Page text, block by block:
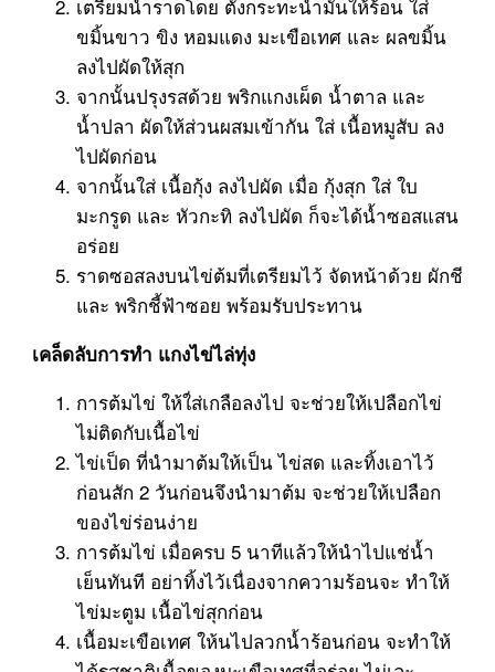
เตรียมน้ำราดโดย ตั้งกระทะน้ำมันให้ร้อน ใส่
ขมิ้นขาว ขิง หอมแดง มะเขือเทศ และ ผลขมิ้น
ลงไปผัดให้สุก
จากนั้นปรุงรสด้วย พริกแกงเผ็ด น้ำตาล และ
น้ำปลา ผัดให้ส่วนผสมเข้ากัน ใส่ เนื้อหมูสับ ลง
ไปผัดก่อน
จากนั้นใส่ เนื้อกุ้ง ลงไปผัด เมื่อ กุ้งสุก ใส่ ใบ
มะกรูด และ หัวกะทิ ลงไปผัด ก็จะได้น้ำซอสแสน
อร่อย
ราดซอสลงบนไข่ต้มที่เตรียมไว้ จัดหน้าด้วย ผักชี
และ พริกชี้ฟ้าซอย พร้อมรับประทาน
เคล็ดลับการทำ แกงไข่ไล่ทุ่ง
การต้มไข่ ให้ใ่ส่เกลือลงไป จะช่วยให้เปลือกไข่
ไม่ติดกับเนื้อไข่
ไข่เป็ด ที่นำมาต้มให้เป็น ไข่สด และทิ้งเอาไว้
ก่อนสัก 2 วันก่อนจึงนำมาต้ม จะช่วยให้เปลือก
ของไข่ร่อนง่าย
การต้มไข่ เมื่อครบ 5 นาทีแล้วให้นำไปแช่น้ำ
เย็นทันที อย่าทิ้งไว้เนื่องจากความร้อนจะ ทำให้
ไข่มะตูม เนื้อไข่สุกก่อน
เนื้อมะเขือเทศ ให้นไปลวกน้ำร้อนก่อน จะทำให้